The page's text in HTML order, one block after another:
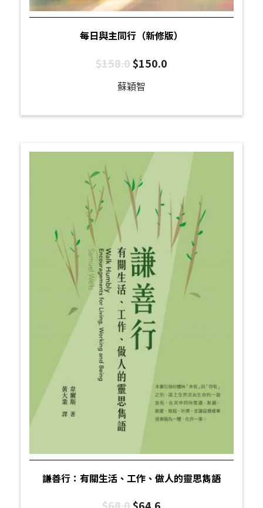
每日與主同行（新修版）
$158.0$150.0
蘇穎智
謙善行：有關生活、工作、做人的靈思雋語